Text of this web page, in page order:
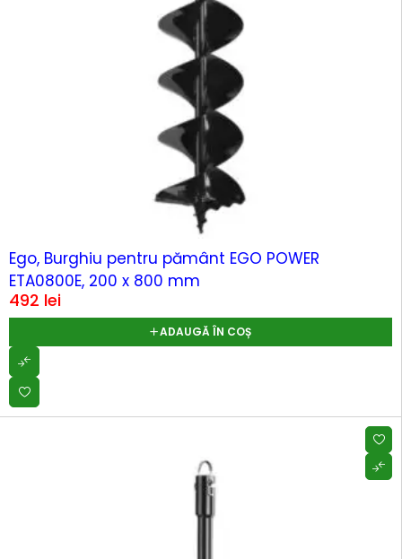
Ego, Burghiu pentru pământ EGO POWER
ETA0800E, 200 x 800 mm
492 lei
ADAUGĂ ÎN COȘ